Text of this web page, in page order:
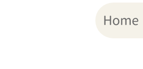
Home